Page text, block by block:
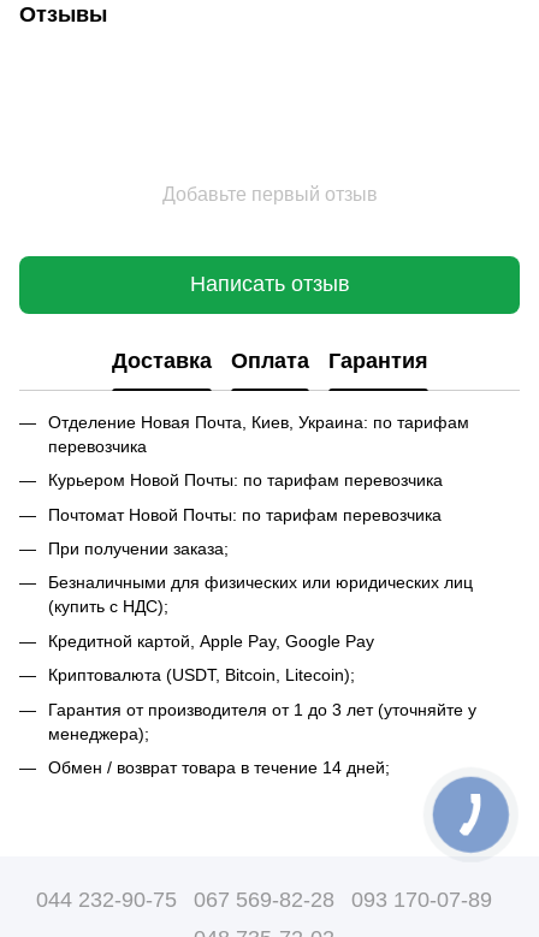
Отзывы
Добавьте первый отзыв
Написать отзыв
Доставка Оплата Гарантия
Отделение Новая Почта, Киев, Украина: по тарифам
перевозчика
Курьером Новой Почты: по тарифам перевозчика
Почтомат Новой Почты: по тарифам перевозчика
При получении заказа;
Безналичными для физических или юридических лиц
(купить с НДС);
Кредитной картой, Apple Pay, Google Pay
Криптовалюта (USDT, Bitcoin, Litecoin);
Гарантия от производителя от 1 до 3 лет (уточняйте у
менеджера);
Обмен / возврат товара в течение 14 дней;
044 232-90-75 067 569-82-28
093 170-07-89